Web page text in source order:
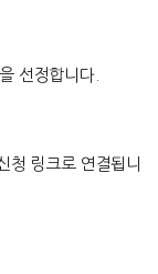
선정합니다.
청 링크로 연결됩니